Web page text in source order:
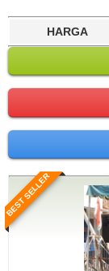
HARGA
BEST SELLER